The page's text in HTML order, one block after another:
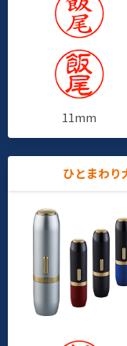
11mm
ひとまわり